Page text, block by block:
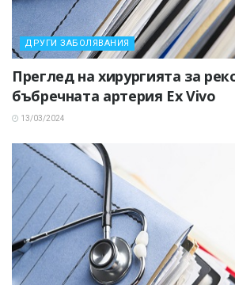
ДРУГИ ЗАБОЛЯВАНИЯ
Преглед на хирургията за
бъбречната артерия Ex Vivo
13/03/2024